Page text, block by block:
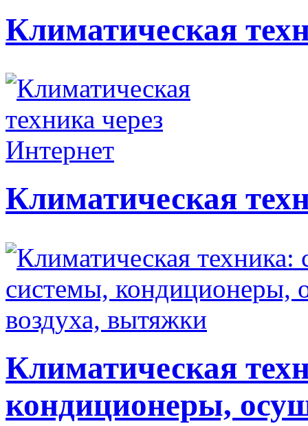
Климатическая
Климатическая
Климатическая
кондиционеры,